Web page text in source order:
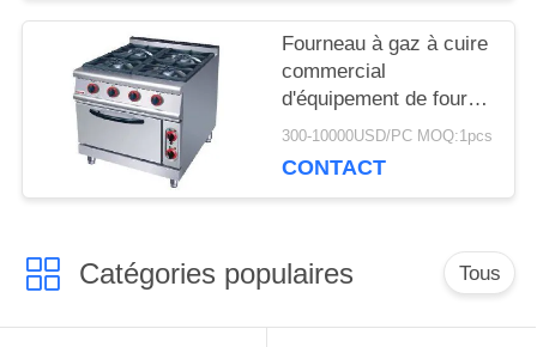
DU
SITE
PRIVACY
POLICY
Fourneau à gaz à cuire
commercial
d'équipement de four
électrique argenté avec
300-10000USD/PC MOQ:1pcs
CONTACT
Catégories populaires Tous